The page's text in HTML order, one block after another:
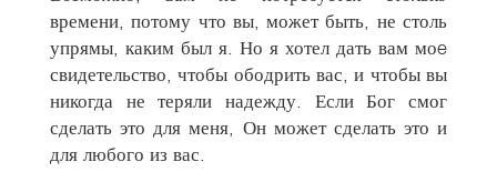
времени, потому что вы, может быть, не столь
упрямы, каким был я. Но я хотел дать вам моe
свидетельство, чтобы ободрить вас, и чтобы вы
никогда не теряли надежду. Если Бог смог
сделать это для меня, Он может сделать это и
для любого из вас.